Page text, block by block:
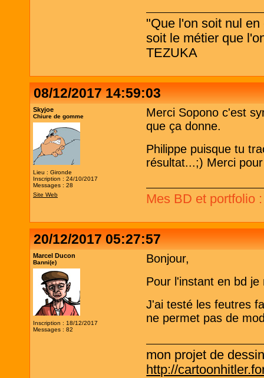
"Que l'on soit nul
soit le métier que
TEZUKA
08/12/2017 14:59:03
Skyjoe
Chiure de gomme
Lieu : Gironde
Inscription : 24/10/2017
Messages : 28
Site Web
Merci Sopono c'est
que ça donne.
Philippe puisque tu
résultat...;) Merci
Mes BD et portfolio
20/12/2017 05:27:57
Marcel Ducon
Banni(e)
Inscription : 18/12/2017
Messages : 82
Bonjour,
Pour l'instant en bd
J'ai testé les feutres
ne permet pas de
mon projet de
http://